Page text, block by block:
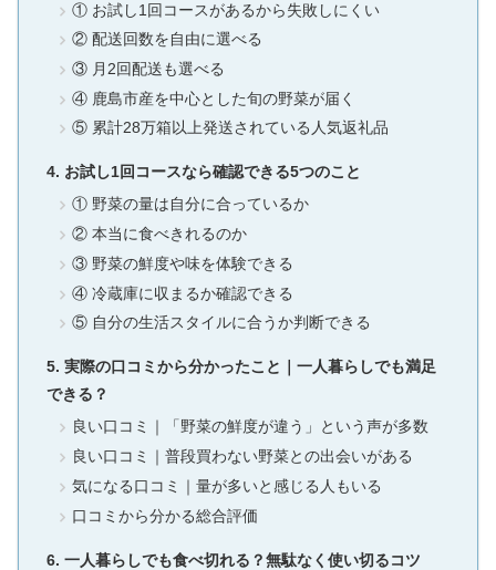
① お試し1回コースがあるから失敗しにくい
② 配送回数を自由に選べる
③ 月2回配送も選べる
④ 鹿島市産を中心とした旬の野菜が届く
⑤ 累計28万箱以上発送されている人気返礼品
お試し1回コースなら確認できる5つのこと
① 野菜の量は自分に合っているか
② 本当に食べきれるのか
③ 野菜の鮮度や味を体験できる
④ 冷蔵庫に収まるか確認できる
⑤ 自分の生活スタイルに合うか判断できる
実際の口コミから分かったこと｜一人暮らしでも満足
できる？
良い口コミ｜「野菜の鮮度が違う」という声が多数
良い口コミ｜普段買わない野菜との出会いがある
気になる口コミ｜量が多いと感じる人もいる
口コミから分かる総合評価
一人暮らしでも食べ切れる？無駄なく使い切るコツ